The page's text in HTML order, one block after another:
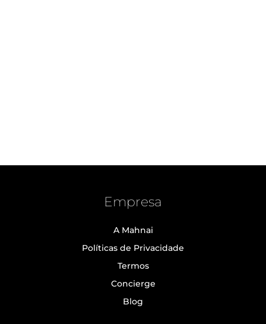
Empresa
A Mahnai
Políticas de Privacidade
Termos
Concierge
Blog